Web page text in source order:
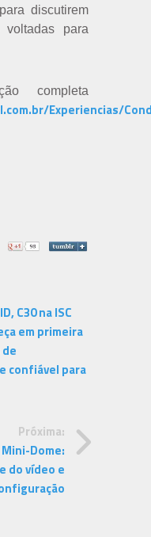
discutirem
voltadas para
completa
Experiencias/
C30 na ISC
em primeira
confiável para
Próxima:
Mini-Dome:
do vídeo e